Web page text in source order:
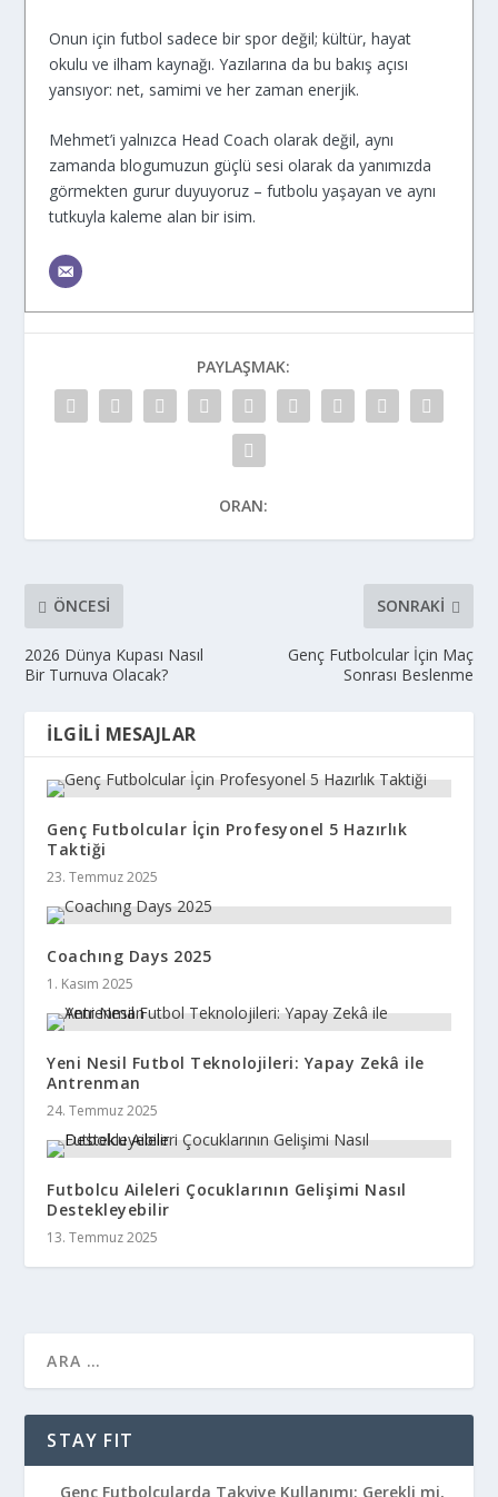
Onun için futbol sadece bir spor değil; kültür, hayat
okulu ve ilham kaynağı. Yazılarına da bu bakış açısı
yansıyor: net, samimi ve her zaman enerjik.
Mehmet’i yalnızca Head Coach olarak değil, aynı
zamanda blogumuzun güçlü sesi olarak da yanımızda
görmekten gurur duyuyoruz – futbolu yaşayan ve aynı
tutkuyla kaleme alan bir isim.
PAYLAŞMAK:
ORAN:
ÖNCESI
2026 Dünya Kupası Nasıl
Bir Turnuva Olacak?
SONRAKI
Genç Futbolcular İçin Maç
Sonrası Beslenme
İLGILI MESAJLAR
Genç Futbolcular İçin Profesyonel 5 Hazırlık
Taktiği
23. Temmuz 2025
Coachıng Days 2025
1. Kasım 2025
Yeni Nesil Futbol Teknolojileri: Yapay Zekâ ile
Antrenman
24. Temmuz 2025
Futbolcu Aileleri Çocuklarının Gelişimi Nasıl
Destekleyebilir
13. Temmuz 2025
STAY FIT
Genç Futbolcularda Takviye Kullanımı: Gerekli mi,